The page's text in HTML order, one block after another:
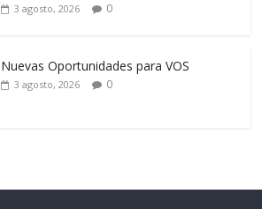
3 agosto, 2026 0
Nuevas Oportunidades para VOS
3 agosto, 2026 0